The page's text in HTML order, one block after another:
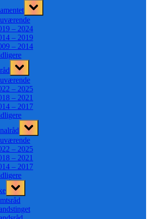
Toggle
sub-
menu
– 2024
– 2019
– 2014
Toggle
sub-
menu
– 2025
– 2021
– 2017
Toggle
sub-
menu
– 2025
– 2021
– 2017
Toggle
sub-
menu